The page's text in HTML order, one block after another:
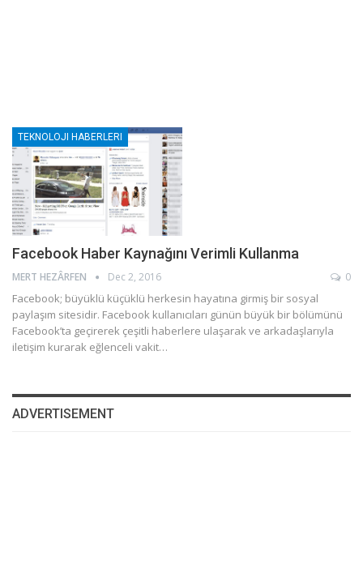
TEKNOLOJI HABERLERI
Facebook Haber Kaynağını Verimli Kullanma
MERT HEZÂRFEN Dec 2, 2016 0
Facebook; büyüklü küçüklü herkesin hayatına girmiş bir sosyal
paylaşım sitesidir. Facebook kullanıcıları günün büyük bir bölümünü
Facebook’ta geçirerek çeşitli haberlere ulaşarak ve arkadaşlarıyla
iletişim kurarak eğlenceli vakit…
ADVERTISEMENT